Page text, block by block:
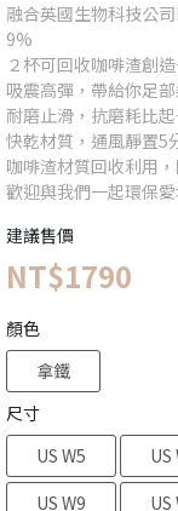
融合英國生物科技公
9%
２杯可回收咖啡渣創
吸震高彈，帶給你足
耐磨止滑，抗磨耗比
快乾材質，通風靜置5
咖啡渣材質回收利用
歡迎與我們一起環保
建議售價
NT$1790
顏色
拿鐵
尺寸
US W5
US
US W9
US